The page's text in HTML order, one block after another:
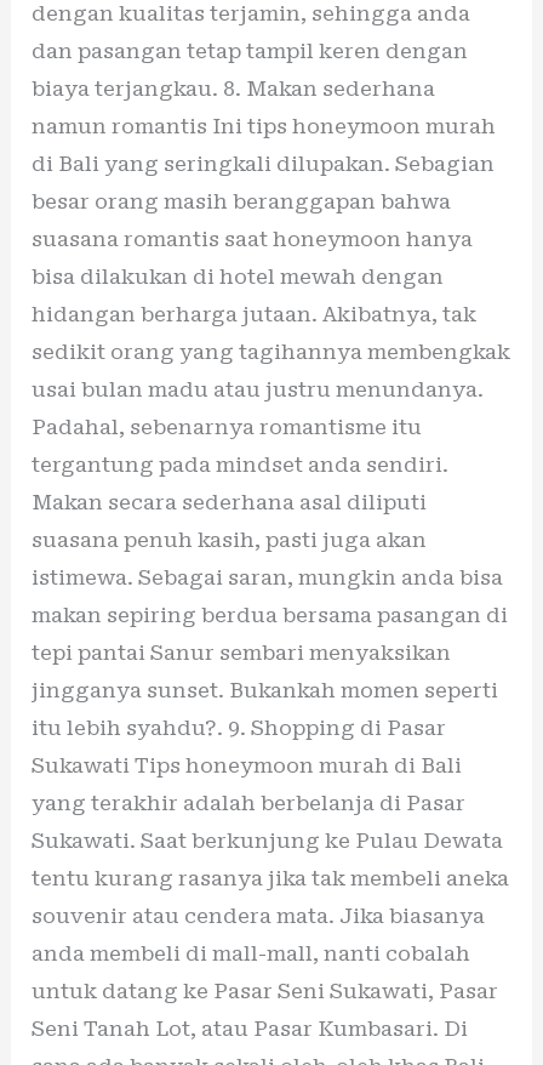
dengan kualitas terjamin, sehingga anda
dan pasangan tetap tampil keren dengan
biaya terjangkau. 8. Makan sederhana
namun romantis Ini tips honeymoon murah
di Bali yang seringkali dilupakan. Sebagian
besar orang masih beranggapan bahwa
suasana romantis saat honeymoon hanya
bisa dilakukan di hotel mewah dengan
hidangan berharga jutaan. Akibatnya, tak
sedikit orang yang tagihannya membengkak
usai bulan madu atau justru menundanya.
Padahal, sebenarnya romantisme itu
tergantung pada mindset anda sendiri.
Makan secara sederhana asal diliputi
suasana penuh kasih, pasti juga akan
istimewa. Sebagai saran, mungkin anda bisa
makan sepiring berdua bersama pasangan di
tepi pantai Sanur sembari menyaksikan
jingganya sunset. Bukankah momen seperti
itu lebih syahdu?. 9. Shopping di Pasar
Sukawati Tips honeymoon murah di Bali
yang terakhir adalah berbelanja di Pasar
Sukawati. Saat berkunjung ke Pulau Dewata
tentu kurang rasanya jika tak membeli aneka
souvenir atau cendera mata. Jika biasanya
anda membeli di mall-mall, nanti cobalah
untuk datang ke Pasar Seni Sukawati, Pasar
Seni Tanah Lot, atau Pasar Kumbasari. Di